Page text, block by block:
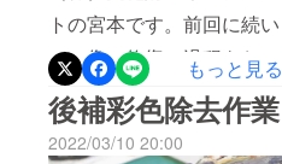
元学芸員で三日月神社文化
財調査員である佐々木勝宏
さんからは、像の歴史や修
復内容についてのご説明が
ありました。修復前は、左
トの宮本です。前回に続い
て、像の修復の過程をお知
らせします。不動明王像の
体幹部は2つの木材が接合し
もっと見る
後補彩色除去作業
2022/03/10 20:00